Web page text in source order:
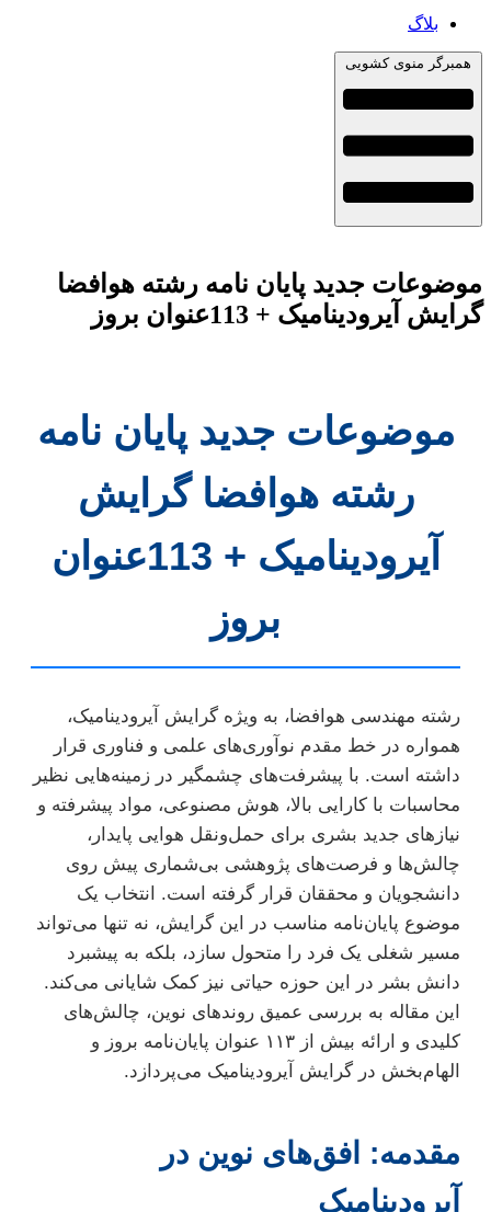
بلاگ
همبرگر منوی کشویی
موضوعات جدید پایان نامه رشته هوافضا
گرایش آیرودینامیک + 113عنوان بروز
موضوعات جدید پایان نامه
رشته هوافضا گرایش
آیرودینامیک + 113عنوان
بروز
رشته مهندسی هوافضا، به ویژه گرایش آیرودینامیک،
همواره در خط مقدم نوآوری‌های علمی و فناوری قرار
داشته است. با پیشرفت‌های چشمگیر در زمینه‌هایی نظیر
محاسبات با کارایی بالا، هوش مصنوعی، مواد پیشرفته و
نیازهای جدید بشری برای حمل‌ونقل هوایی پایدار،
چالش‌ها و فرصت‌های پژوهشی بی‌شماری پیش روی
دانشجویان و محققان قرار گرفته است. انتخاب یک
موضوع پایان‌نامه مناسب در این گرایش، نه تنها می‌تواند
مسیر شغلی یک فرد را متحول سازد، بلکه به پیشبرد
دانش بشر در این حوزه حیاتی نیز کمک شایانی می‌کند.
این مقاله به بررسی عمیق روندهای نوین، چالش‌های
کلیدی و ارائه بیش از ۱۱۳ عنوان پایان‌نامه بروز و
الهام‌بخش در گرایش آیرودینامیک می‌پردازد.
مقدمه: افق‌های نوین در
آیرودینامیک